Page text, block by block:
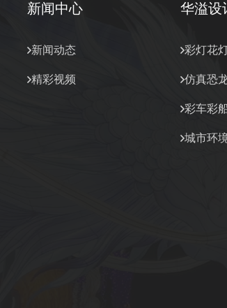
新闻中心
新闻动态
精彩视频
华溢设
彩灯花
仿真恐
彩车彩
城市环